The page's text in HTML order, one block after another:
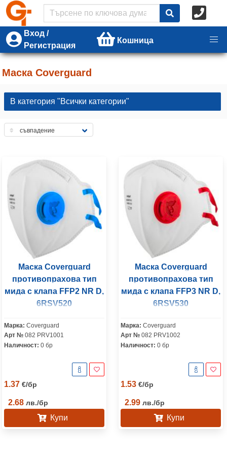
Вход /
Регистрация
Кошница
Маска Coverguard
В категория "Всички категории"
Маска Coverguard
противопрахова тип
мида с клапа FFP2 NR D,
6RSV520
Марка: Coverguard
Арт № 082 PRV1001
Наличност: 0 бр
1.37 €/бр
2.68 лв./бр
Купи
Маска Coverguard
противопрахова тип
мида с клапа FFP3 NR D,
6RSV530
Марка: Coverguard
Арт № 082 PRV1002
Наличност: 0 бр
1.53 €/бр
2.99 лв./бр
Купи